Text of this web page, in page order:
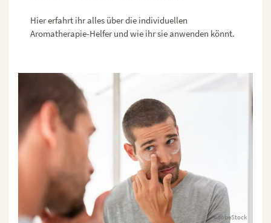
Hier erfahrt ihr alles über die individuellen
Aromatherapie-Helfer und wie ihr sie anwenden könnt.
AdobeStock